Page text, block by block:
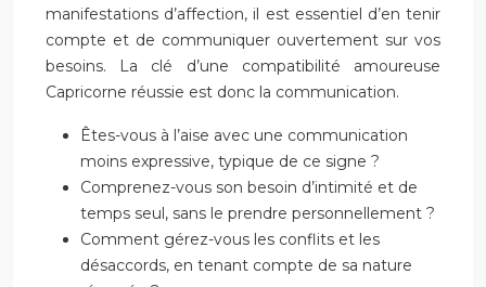
manifestations d’affection, il est essentiel d’en tenir
compte et de communiquer ouvertement sur vos
besoins. La clé d’une compatibilité amoureuse
Capricorne réussie est donc la communication.
Êtes-vous à l’aise avec une communication
moins expressive, typique de ce signe ?
Comprenez-vous son besoin d’intimité et de
temps seul, sans le prendre personnellement ?
Comment gérez-vous les conflits et les
désaccords, en tenant compte de sa nature